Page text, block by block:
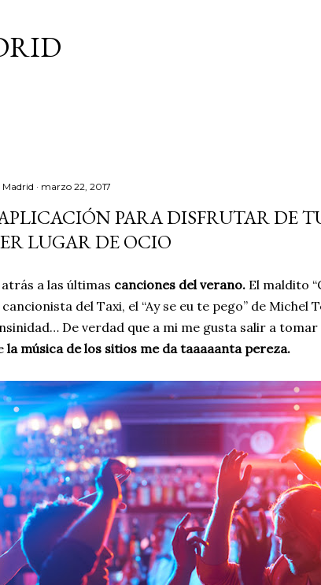
marzo 22, 2017
PARA DISFRUTAR DE
LUGAR DE OCIO
a las últimas canciones del verano. El maldito
del Taxi, el “Ay se eu te pego” de Michel
De verdad que a mi me gusta salir a tomar
la música de los sitios me da taaaaanta pereza.